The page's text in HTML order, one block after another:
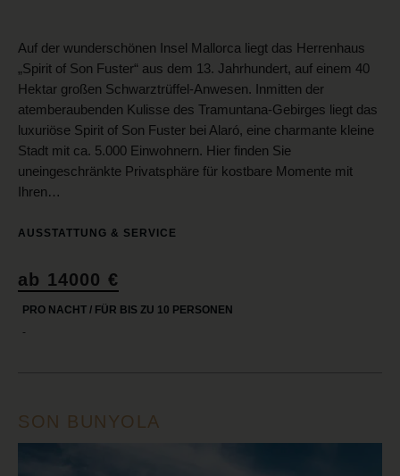
Auf der wunderschönen Insel Mallorca liegt das Herrenhaus
„Spirit of Son Fuster“ aus dem 13. Jahrhundert, auf einem 40
Hektar großen Schwarztrüffel-Anwesen. Inmitten der
atemberaubenden Kulisse des Tramuntana-Gebirges liegt das
luxuriöse Spirit of Son Fuster bei Alaró, eine charmante kleine
Stadt mit ca. 5.000 Einwohnern. Hier finden Sie
uneingeschränkte Privatsphäre für kostbare Momente mit
Ihren…
AUSSTATTUNG & SERVICE
ab 14000 €
PRO NACHT / FÜR BIS ZU 10 PERSONEN
-
SON BUNYOLA